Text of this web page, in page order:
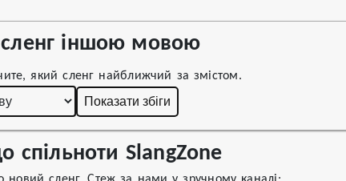
іншою мовою
який сленг найближчий за змістом.
Показати збіги
спільноти SlangZone